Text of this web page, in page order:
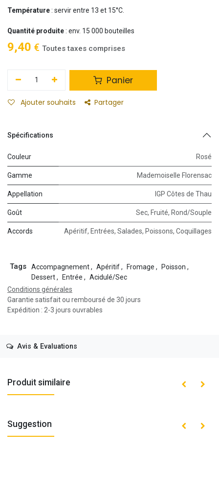
Température: servir entre 13 et 15°C.
Quantité produite: env. 15 000 bouteilles
9,40 € Toutes taxes comprises
Panier
Ajouter souhaits Partager
Spécifications
Couleur Rosé
Gamme Mademoiselle Florensac
Appellation IGP Côtes de Thau
Goût Sec, Fruité, Rond/Souple
Accords Apéritif, Entrées, Salades, Poissons, Coquillages
Tags Accompagnement, Apéritif, Fromage , Poisson ,
Dessert, Entrée , Acidulé/Sec
Conditions générales
Garantie satisfait ou remboursé de 30 jours
Expédition : 2-3 jours ouvrables
Avis & Evaluations
Produit similaire
Suggestion